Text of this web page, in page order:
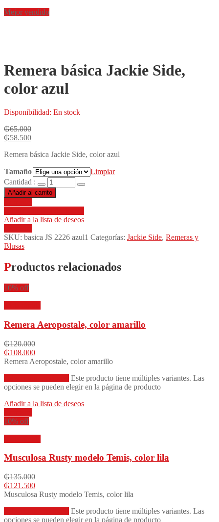
Mejor vendido
Remera básica Jackie Side,
color azul
Disponibilidad: En stock
₲65.000
₲58.500
Remera básica Jackie Side, color azul
Tamaño
Limpiar
Cantidad :
Añadir al carrito
Añadir a la lista de deseos
SKU: basica JS 2226 azul1 Categorías: Jackie Side, Remeras y
Blusas
Productos relacionados
10% off
Remera Aeropostale, color amarillo
₲120.000
₲108.000
Remera Aeropostale, color amarillo
Este producto tiene múltiples variantes. Las
opciones se pueden elegir en la página de producto
Añadir a la lista de deseos
10% off
Musculosa Rusty modelo Temis, color lila
₲135.000
₲121.500
Musculosa Rusty modelo Temis, color lila
Este producto tiene múltiples variantes. Las
opciones se pueden elegir en la página de producto